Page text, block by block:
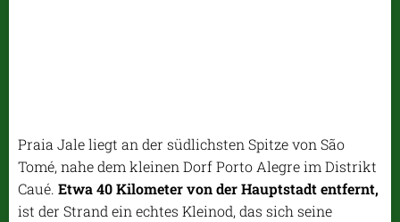
Praia Jale liegt an der südlichsten Spitze von São
Tomé, nahe dem kleinen Dorf Porto Alegre im Distrikt
Caué. Etwa 40 Kilometer von der Hauptstadt entfernt,
ist der Strand ein echtes Kleinod, das sich seine